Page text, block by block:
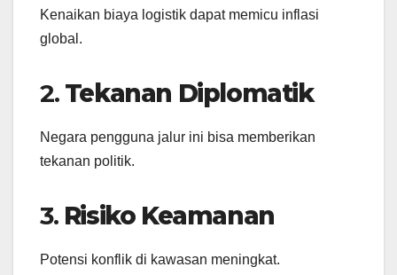
Kenaikan biaya logistik dapat memicu inflasi
global.
2. Tekanan Diplomatik
Negara pengguna jalur ini bisa memberikan
tekanan politik.
3. Risiko Keamanan
Potensi konflik di kawasan meningkat.